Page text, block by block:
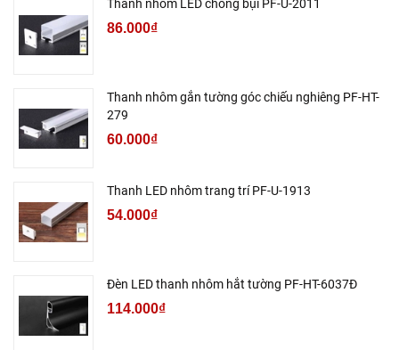
Thanh nhôm LED chống bụi PF-U-2011
86.000₫
Thanh nhôm gắn tường góc chiếu nghiêng PF-HT-
279
60.000₫
Thanh LED nhôm trang trí PF-U-1913
54.000₫
Đèn LED thanh nhôm hắt tường PF-HT-6037Đ
114.000₫